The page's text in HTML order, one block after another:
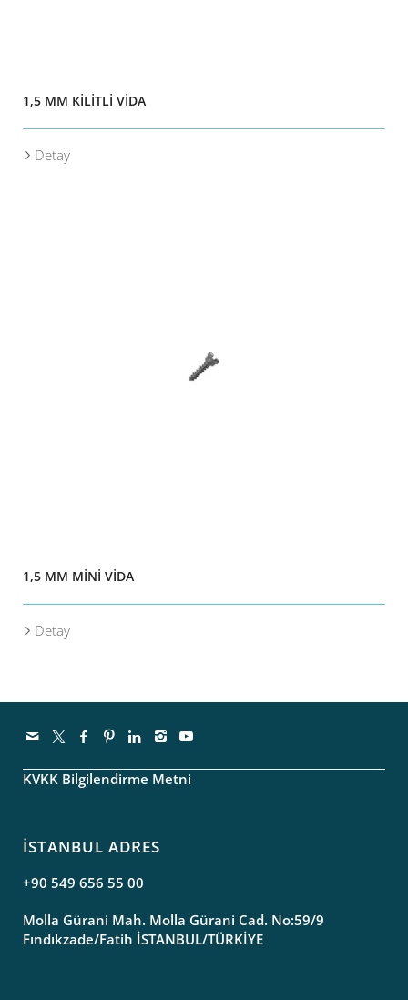
1,5 MM KİLİTLİ VİDA
Detay
1,5 MM MİNİ VİDA
Detay
KVKK Bilgilendirme Metni
İSTANBUL ADRES
+90 549 656 55 00
Molla Gürani Mah. Molla Gürani Cad. No:59/9
Fındıkzade/Fatih İSTANBUL/TÜRKİYE